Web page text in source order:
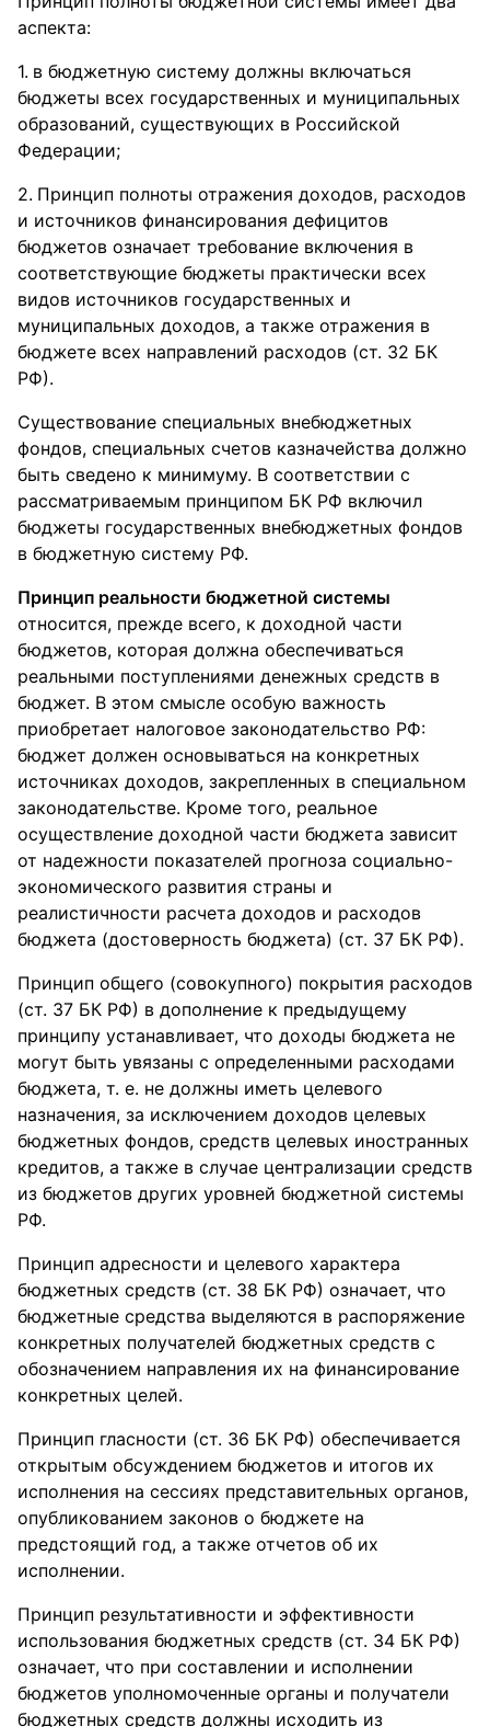
аспекта:
в бюджетную систему должны включаться
бюджеты всех государственных и муниципальных
образований, существующих в Российской
Федерации;
Принцип полноты отражения доходов, расходов
и источников финансирования дефицитов
бюджетов означает требование включения в
соответствующие бюджеты практически всех
видов источников государственных и
муниципальных доходов, а также отражения в
бюджете всех направлений расходов (ст. 32 БК
РФ).
Существование специальных внебюджетных
фондов, специальных счетов казначейства должно
быть сведено к минимуму. В соответствии с
рассматриваемым принципом БК РФ включил
бюджеты государственных внебюджетных фондов
в бюджетную систему РФ.
Принцип реальности бюджетной системы
относится, прежде всего, к доходной части
бюджетов, которая должна обеспечиваться
реальными поступлениями денежных средств в
бюджет. В этом смысле особую важность
приобретает налоговое законодательство РФ:
бюджет должен основываться на конкретных
источниках доходов, закрепленных в специальном
законодательстве. Кроме того, реальное
осуществление доходной части бюджета зависит
от надежности показателей прогноза социально-
экономического развития страны и
реалистичности расчета доходов и расходов
бюджета (достоверность бюджета) (ст. 37 БК РФ).
Принцип общего (совокупного) покрытия расходов
(ст. 37 БК РФ) в дополнение к предыдущему
принципу устанавливает, что доходы бюджета не
могут быть увязаны с определенными расходами
бюджета, т. е. не должны иметь целевого
назначения, за исключением доходов целевых
бюджетных фондов, средств целевых иностранных
кредитов, а также в случае централизации средств
из бюджетов других уровней бюджетной системы
РФ.
Принцип адресности и целевого характера
бюджетных средств (ст. 38 БК РФ) означает, что
бюджетные средства выделяются в распоряжение
конкретных получателей бюджетных средств с
обозначением направления их на финансирование
конкретных целей.
Принцип гласности (ст. 36 БК РФ) обеспечивается
открытым обсуждением бюджетов и итогов их
исполнения на сессиях представительных органов,
опубликованием законов о бюджете на
предстоящий год, а также отчетов об их
исполнении.
Принцип результативности и эффективности
использования бюджетных средств (ст. 34 БК РФ)
означает, что при составлении и исполнении
бюджетов уполномоченные органы и получатели
бюджетных средств должны исходить из